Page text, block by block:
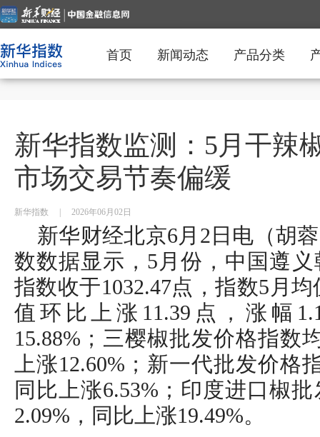
首页 新闻动态 产品分类
新华指数监测：5月干辣
市场交易节奏偏缓
新华指数 2026年06月02日
新华财经北京6月2日电（胡
数数据显示，5月份，中国遵
指数收于1032.47点，指数5月
值环比上涨11.39点，涨幅
15.88%；三樱椒批发价格指数
上涨12.60%；新一代批发价格
同比上涨6.53%；印度进口椒
2.09%，同比上涨19.49%。